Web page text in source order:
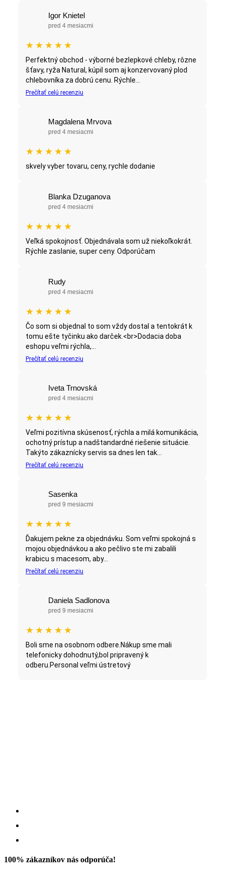
Igor Knietel
pred 4 mesiacmi
★ ★ ★ ★ ★
Perfektný obchod - výborné bezlepkové chleby, rôzne
šťavy, ryža Natural, kúpil som aj konzervovaný plod
chlebovníka za dobrú cenu. Rýchle...
Prečítať celú recenziu
Magdalena Mrvova
pred 4 mesiacmi
★ ★ ★ ★ ★
skvely vyber tovaru, ceny, rychle dodanie
Blanka Dzuganova
pred 4 mesiacmi
★ ★ ★ ★ ★
Veľká spokojnosť. Objednávala som už niekoľkokrát.
Rýchle zaslanie, super ceny. Odporúčam
Rudy
pred 4 mesiacmi
★ ★ ★ ★ ★
Čo som si objednal to som vždy dostal a tentokrát k
tomu ešte tyčinku ako darček.<br>Dodacia doba
eshopu veľmi rýchla,...
Prečítať celú recenziu
Iveta Trnovská
pred 4 mesiacmi
★ ★ ★ ★ ★
Veľmi pozitívna skúsenosť, rýchla a milá komunikácia,
ochotný prístup a nadštandardné riešenie situácie.
Takýto zákaznícky servis sa dnes len tak...
Prečítať celú recenziu
Sasenka
pred 9 mesiacmi
★ ★ ★ ★ ★
Ďakujem pekne za objednávku. Som veľmi spokojná s
mojou objednávkou a ako pečlivo ste mi zabalili
krabicu s macesom, aby...
Prečítať celú recenziu
Daniela Sadlonova
pred 9 mesiacmi
★ ★ ★ ★ ★
Boli sme na osobnom odbere.Nákup sme mali
telefonicky dohodnutý,bol pripravený k
odberu.Personal veľmi ústretový
100% zákazníkov nás odporúča!